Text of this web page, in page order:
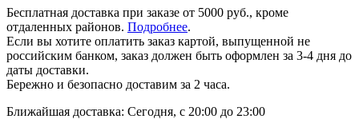
Бесплатная доставка при заказе от 5000 руб., кроме
отдаленных районов. Подробнее.
Если вы хотите оплатить заказ картой, выпущенной не
российским банком, заказ должен быть оформлен за 3-4 дня до
даты доставки.
Бережно и безопасно доставим за 2 часа.
Ближайшая доставка: Сегодня, с 20:00 до 23:00